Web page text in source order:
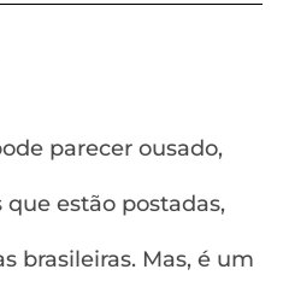
parecer ousado,
estão postadas,
brasileiras. Mas, é um